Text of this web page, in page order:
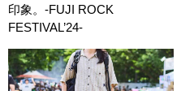
印象。-FUJI ROCK
FESTIVAL’24-